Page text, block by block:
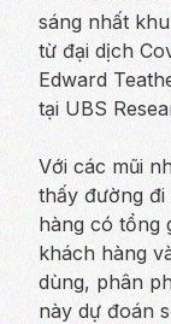
sáng nhất
từ đại dịch
Edward
tại UBS
Với các mũi
thấy đường đi
hàng có tổng
khách hàng
dùng, phân
này dự đoán